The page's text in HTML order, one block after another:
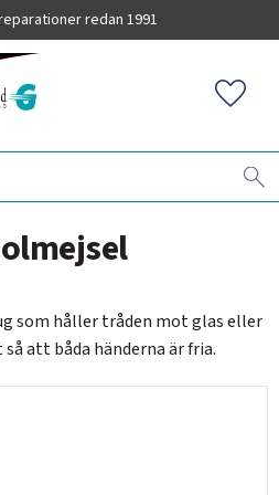
redan 1991
som håller tråden mot glas eller
att båda händerna är fria.​